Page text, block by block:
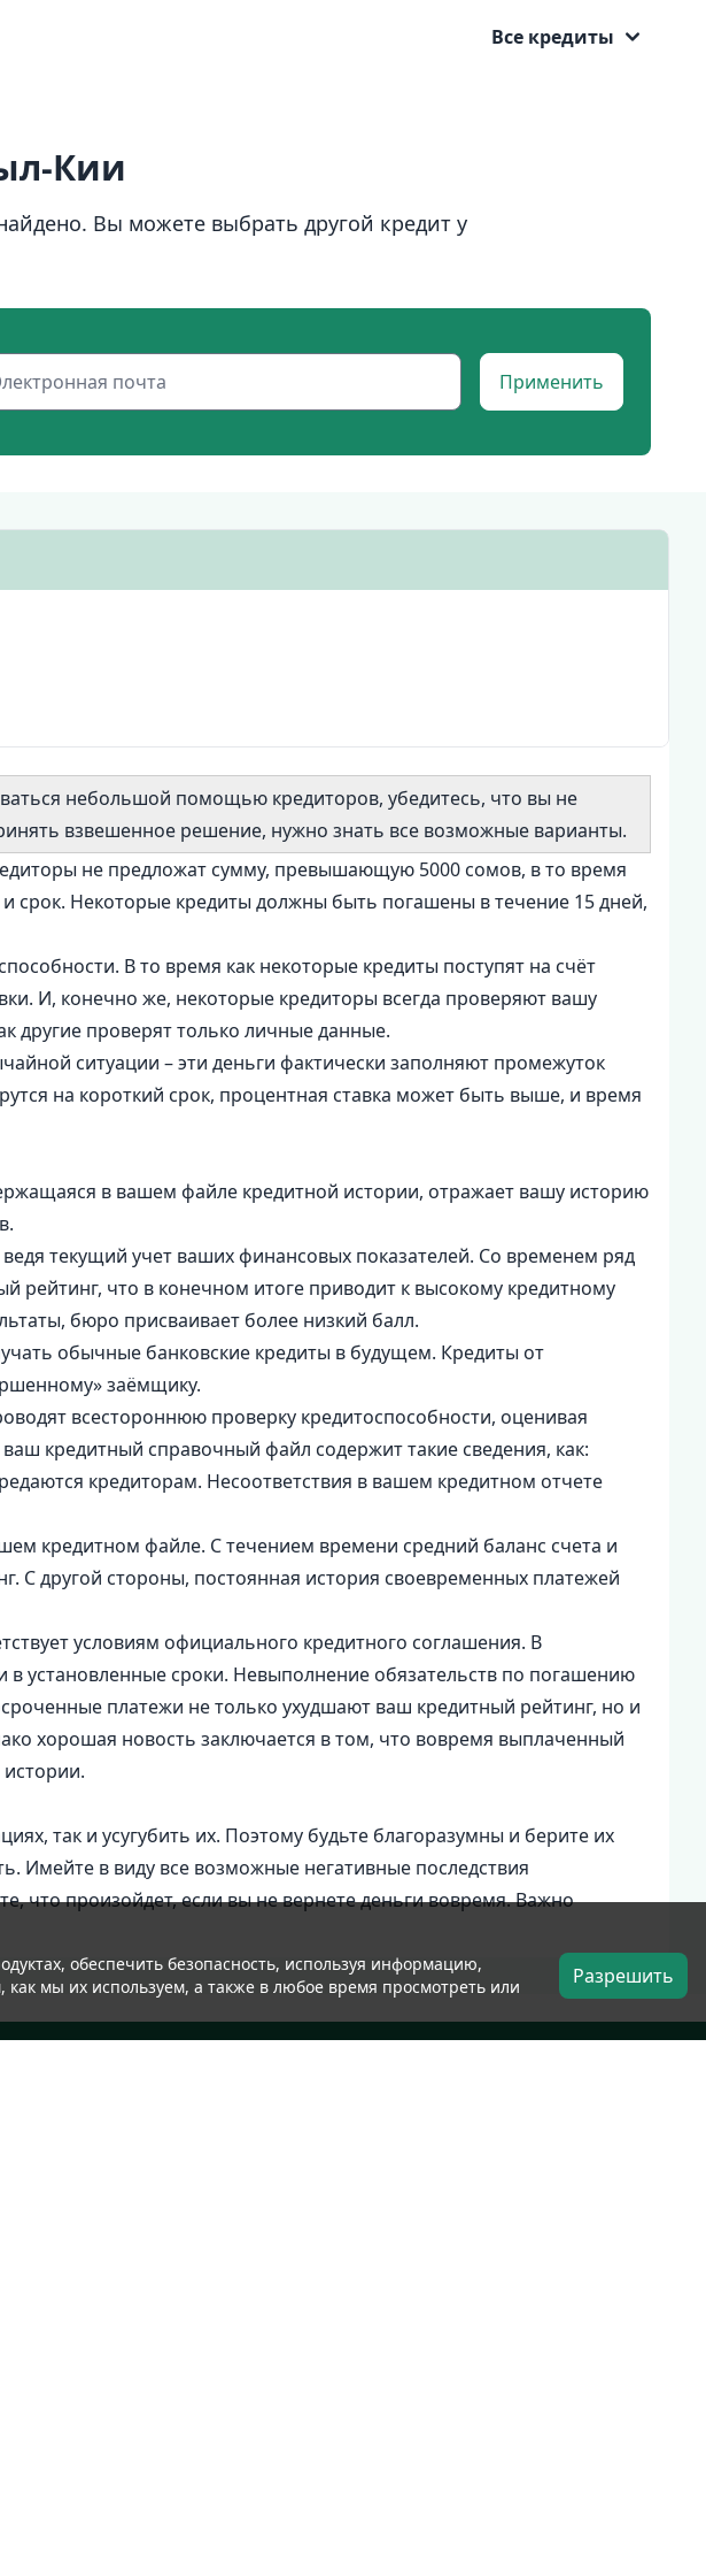
Все кредиты
Кии
Вы можете выбрать другой кредит у
Применить
небольшой помощью кредиторов, убедитесь, что вы не
взвешенное решение, нужно знать все возможные варианты.
не предложат сумму, превышающую 5000 сомов, в то время
и срок. Некоторые кредиты должны быть погашены в течение 15 дней,
В то время как некоторые кредиты поступят на счёт
И, конечно же, некоторые кредиторы всегда проверяют вашу
другие проверят только личные данные.
ситуации – эти деньги фактически заполняют промежуток
на короткий срок, процентная ставка может быть выше, и время
в вашем файле кредитной истории, отражает вашу историю
текущий учет ваших финансовых показателей. Со временем ряд
что в конечном итоге приводит к высокому кредитному
бюро присваивает более низкий балл.
обычные банковские кредиты в будущем. Кредиты от
заёмщику.
всестороннюю проверку кредитоспособности, оценивая
кредитный справочный файл содержит такие сведения, как:
кредиторам. Несоответствия в вашем кредитном отчете
кредитном файле. С течением времени средний баланс счета и
С другой стороны, постоянная история своевременных платежей
условиям официального кредитного соглашения. В
установленные сроки. Невыполнение обязательств по погашению
платежи не только ухудшают ваш кредитный рейтинг, но и
хорошая новость заключается в том, что вовремя выплаченный
так и усугубить их. Поэтому будьте благоразумны и берите их
Имейте в виду все возможные негативные последствия
что произойдет, если вы не вернете деньги вовремя. Важно
Делиться
обеспечить безопасность, используя информацию,
мы их используем, а также в любое время просмотреть или
Разрешить